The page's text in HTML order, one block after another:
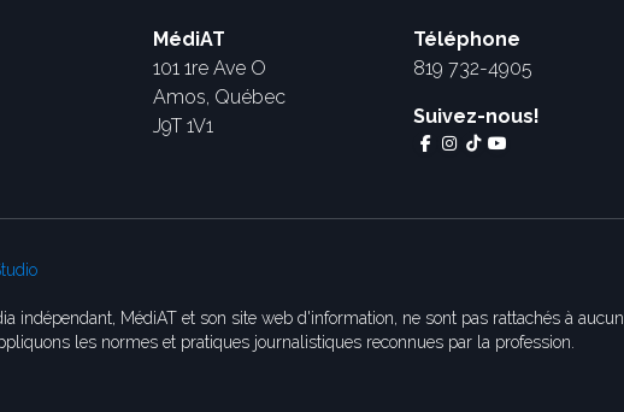
MédiAT
101 1re Ave O
Amos, Québec
J9T 1V1
Téléphone
819 732-4905
Suivez-nous!
indépendant, MédiAT et son site web d'information, ne sont pas rattachés à aucun
les normes et pratiques journalistiques reconnues par la profession.